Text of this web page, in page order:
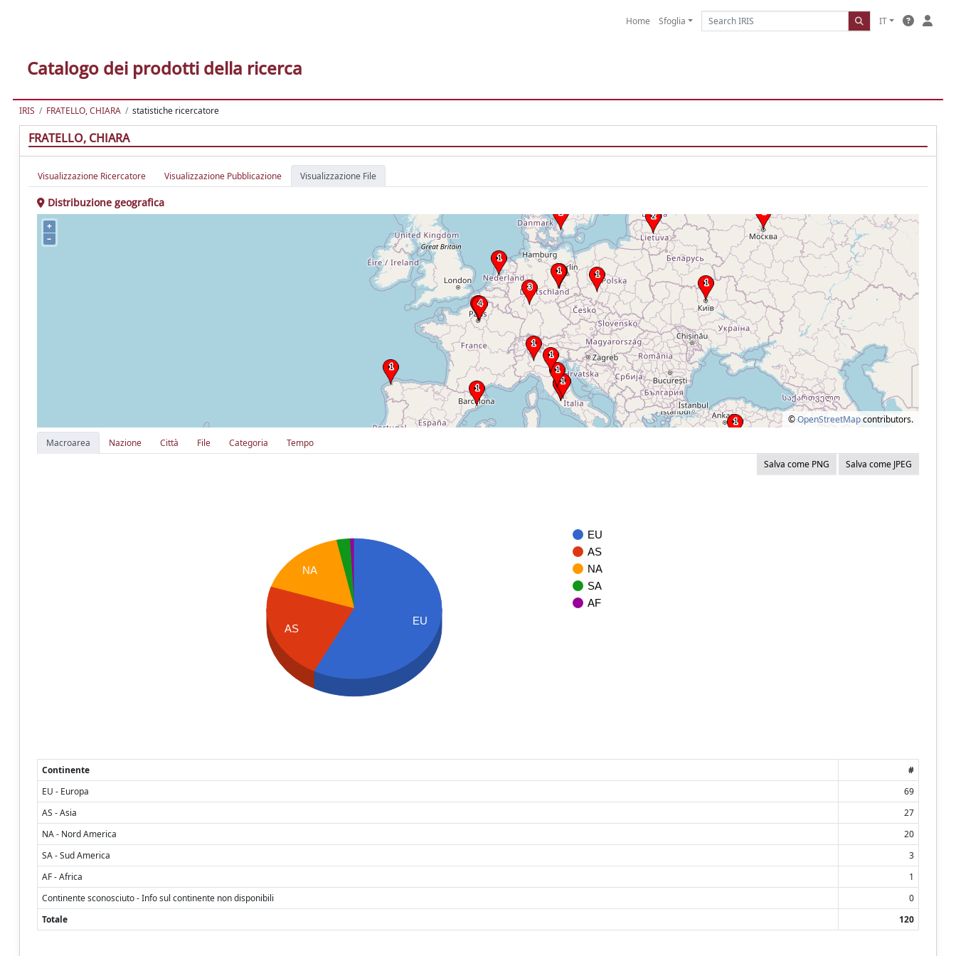
Home Sfoglia IT
Catalogo dei prodotti della ricerca
IRIS FRATELLO, CHIARA statistiche ricercatore
FRATELLO, CHIARA
Visualizzazione Ricercatore Visualizzazione Pubblicazione Visualizzazione File
Distribuzione geografica
+
–
©OpenStreetMapcontributors.
Macroarea
Nazione Città File Categoria
Tempo
Salva come PNG
Salva come JPEG
EU
AS
NA
SA
AF
NA
AS
EU
Continente
#
EU - Europa
69
AS - Asia
27
NA - Nord America
20
SA - Sud America
3
AF - Africa
1
Continente sconosciuto - Info sul continente non disponibili
0
Totale
120